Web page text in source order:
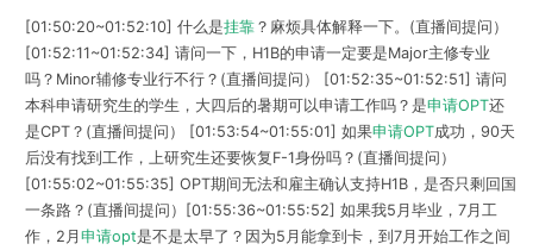
[01:50:20~01:52:10] 什么是挂靠？麻烦具体解释一下。(直播间提问）
[01:52:11~01:52:34] 请问一下，H1B的申请一定要是Major主修专业
吗？Minor辅修专业行不行？(直播间提问） [01:52:35~01:52:51] 请问
本科申请研究生的学生，大四后的暑期可以申请工作吗？是申请OPT还
是CPT？(直播间提问） [01:53:54~01:55:01] 如果申请OPT成功，90天
后没有找到工作，上研究生还要恢复F-1身份吗？(直播间提问）
[01:55:02~01:55:35] OPT期间无法和雇主确认支持H1B，是否只剩回国
一条路？(直播间提问）[01:55:36~01:55:52] 如果我5月毕业，7月工
作，2月 申请opt是不是太早了？因为5月能拿到卡，到7月开始工作之间